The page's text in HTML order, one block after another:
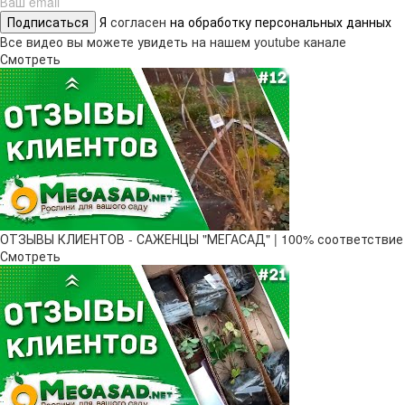
Подписаться Я согласен на обработку персональных данных
Все видео вы можете увидеть на нашем youtube канале
Смотреть
ОТЗЫВЫ КЛИЕНТОВ - САЖЕНЦЫ "МЕГАСАД" | 100% соответствие
Смотреть